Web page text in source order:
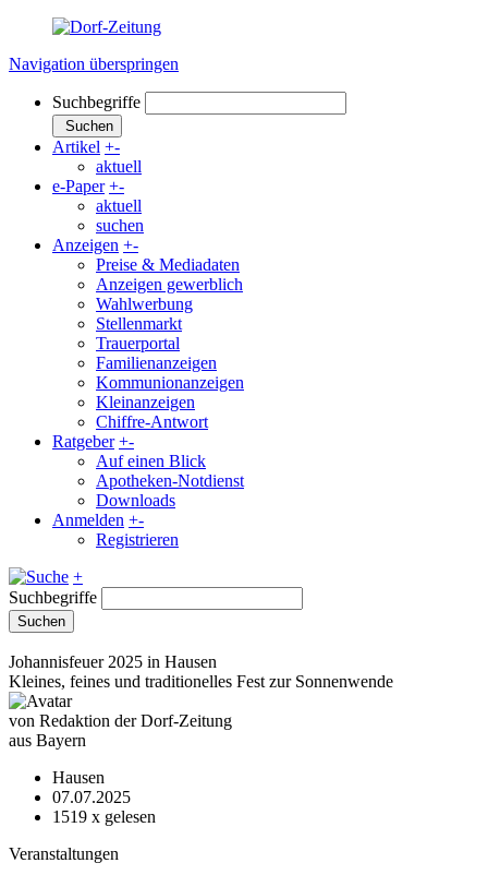
Navigation überspringen
Suchbegriffe
Suchen
Artikel +-
aktuell
e-Paper +-
aktuell
suchen
Anzeigen +-
Preise & Mediadaten
Anzeigen gewerblich
Wahlwerbung
Stellenmarkt
Trauerportal
Familienanzeigen
Kommunionanzeigen
Kleinanzeigen
Chiffre-Antwort
Ratgeber +-
Auf einen Blick
Apotheken-Notdienst
Downloads
Anmelden +-
Registrieren
+
Suchbegriffe
Suchen
Johannisfeuer 2025 in Hausen
Kleines, feines und traditionelles Fest zur Sonnenwende
von Redaktion der Dorf-Zeitung
aus Bayern
Hausen
07.07.2025
1519 x gelesen
Veranstaltungen